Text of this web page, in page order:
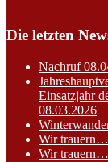
Die letzten
Nachruf
Einsatzjahr
08.03.2026
Wir trauern…
Wir trauern…